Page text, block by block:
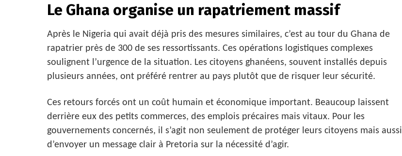
Le Ghana organise un rapatriement massif
Après le Nigeria qui avait déjà pris des mesures similaires, c’est au tour du Ghana de
rapatrier près de 300 de ses ressortissants. Ces opérations logistiques complexes
soulignent l’urgence de la situation. Les citoyens ghanéens, souvent installés depuis
plusieurs années, ont préféré rentrer au pays plutôt que de risquer leur sécurité.
Ces retours forcés ont un coût humain et économique important. Beaucoup laissent
derrière eux des petits commerces, des emplois précaires mais vitaux. Pour les
gouvernements concernés, il s’agit non seulement de protéger leurs citoyens mais aussi
d’envoyer un message clair à Pretoria sur la nécessité d’agir.